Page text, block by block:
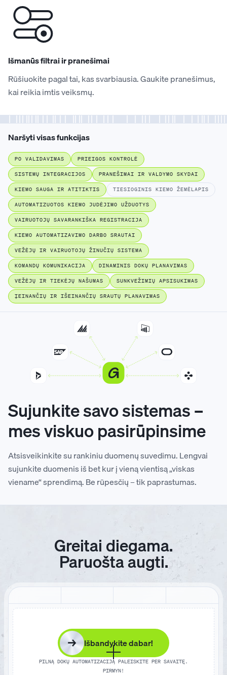
Išmanūs filtrai ir pranešimai
Rūšiuokite pagal tai, kas svarbiausia. Gaukite pranešimus,
kai reikia imtis veiksmų.
Naršyti visas funkcijas
PO VALIDAVIMAS PRIEIGOS KONTROLĖ
SISTEMŲ INTEGRACIJOS PRANEŠIMAI IR VALDYMO SKYDAI
KIEMO SAUGA IR ATITIKTIS TIESIOGINIS KIEMO ŽEMĖLAPIS
AUTOMATIZUOTOS KIEMO JUDĖJIMO UŽDUOTYS
VAIRUOTOJŲ SAVARANKIŠKA REGISTRACIJA
KIEMO AUTOMATIZAVIMO DARBO SRAUTAI
VEŽĖJŲ IR VAIRUOTOJŲ ŽINUČIŲ SISTEMA
KOMANDŲ KOMUNIKACIJA DINAMINIS DOKŲ PLANAVIMAS
VEŽĖJŲ IR TIEKĖJŲ NAŠUMAS SUNKVEŽIMIŲ APSISUKIMAS
ĮEINANČIŲ IR IŠEINANČIŲ SRAUTŲ PLANAVIMAS
Sujunkite savo sistemas –
mes viskuo pasirūpinsime
Atsisveikinkite su rankiniu duomenų suvedimu. Lengvai
sujunkite duomenis iš bet kur į vieną vientisą „viskas
viename“ sprendimą. Be rūpesčių – tik paprastumas.
Greitai diegama.
Paruošta augti.
→ Išbandykite dabar!
PILNĄ DOKŲ AUTOMATIZACIJĄ PALEISKITE PER SAVAITĘ.
PIRMYN!